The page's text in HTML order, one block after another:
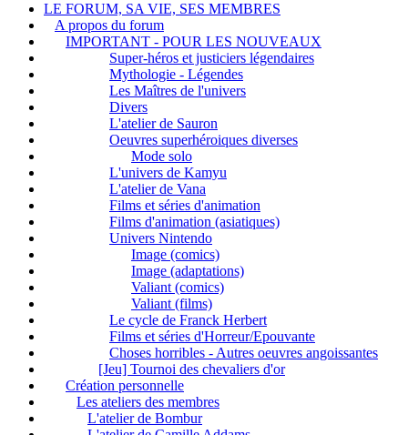
LE FORUM, SA VIE, SES MEMBRES
A propos du forum
IMPORTANT - POUR LES NOUVEAUX
Super-héros et justiciers légendaires
Mythologie - Légendes
Les Maîtres de l'univers
Divers
L'atelier de Sauron
Oeuvres superhéroiques diverses
Mode solo
L'univers de Kamyu
L'atelier de Vana
Films et séries d'animation
Films d'animation (asiatiques)
Univers Nintendo
Image (comics)
Image (adaptations)
Valiant (comics)
Valiant (films)
Le cycle de Franck Herbert
Films et séries d'Horreur/Epouvante
Choses horribles - Autres oeuvres angoissantes
[Jeu] Tournoi des chevaliers d'or
Création personnelle
Les ateliers des membres
L'atelier de Bombur